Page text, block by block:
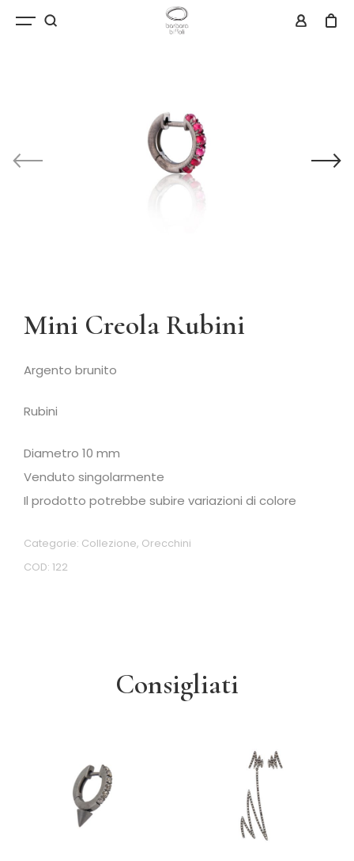
Mini Creola Rubini
Argento brunito
Rubini
Diametro 10 mm
Venduto singolarmente
Il prodotto potrebbe subire variazioni di colore
COD: 122
Categorie: Collezione, Orecchini
Consigliati